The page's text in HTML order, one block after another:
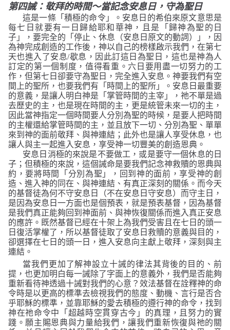
第四誡：敬拜的時間～當記念安息日，守為聖日
這是一條「積極的命令」。安息日的希伯來原文意思是
每七日就要有一日歸給耶和華神，且是「歸神為聖的日
子」，要完全的「停止、休息（安息日原文的動詞）」，因
為神完成創造的工作後，神以自己的榜樣啟示我們，在第七
天也進入了安息/歇息，因此訂這日為聖日，這也是神為人
訂定的第一個制度，值得看重。六日要用盡一切努力的工
作，但第七日卻要守為聖日，完全進入安息。神要我們有空
間上的聖所，也要我們有「時間上的聖所」。安息日最重要
的意義，是讓人明白神是「掌管時間的主宰」，祂不單是過
去歷史的主，也是現在時間的主，更是統管未來一切的主，
因此當神指定一個時間要人分別為聖的時候，是要人把時間
的主權還給掌管時間的主，並且放下一切、分別為聖、單單
來到神的面前敬拜、與神連結；此外也是讓人享受休息，也
讓人與主一起進入安息，享受神一切豐美的創造恩典。
安息日消極的來說是不要做工，或是要守一個休息的日
子；但積極的來說，這個誡命是要我們記念神救贖的恩典與
約，要將時間「分別為聖」，回到神的面前，享受神的創
造、進入神的同在、與神連結、有真正深刻的關係。而今天
的基督徒為何不守安息日（不在安息日守安息）而守主日，
是因為安息日一方面也是個預表，就是預表基督，因為基督
是我們真正能夠回到神面前、與神恢復關係而進入真正安息
的應許。既然基督已經在十架上為我們受害且在七日的頭一
日復活掌權了，所以基督徒取了安息日救贖的意義與目的，
卻選擇在七日的頭一日，進入安息向主獻上敬拜，深刻與主
連結。
當我們更加了解神設立十誡的律法其背後的目的、前
提，也更加明白每一誡除了字面上的意義外，我們是否能夠
重新看待神透過十誡對我們的心意？效法基督在詮釋神的命
令時是以更高的標準去檢視我們的態度、動機、言行是否合
乎耶穌的標準，並靠耶穌的愛去積極的遵行神的命令，找到
神在祂命令中「超越時空貫穿古今」的真理，且努力的實
踐。願主賜恩典與力量給我們，讓我們重新恢復與祂的關